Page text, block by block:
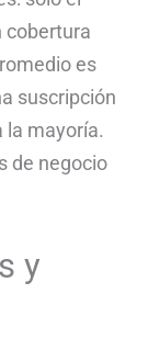
cobertura
es
suscripción
la mayoría.
de negocio
y